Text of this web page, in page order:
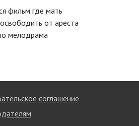
фильм где мать
от ареста
мелодрама
соглашение